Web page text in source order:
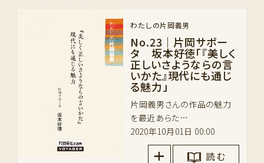
わたしの片岡義男
No.23｜片岡サポー
タ 坂本好徳「『美しく
正しいさようならの言
いかた』現代にも通じ
る魅力」
片岡義男さんの作品の魅力
を最近あらた…
2020年10月01日 00:00
読 む